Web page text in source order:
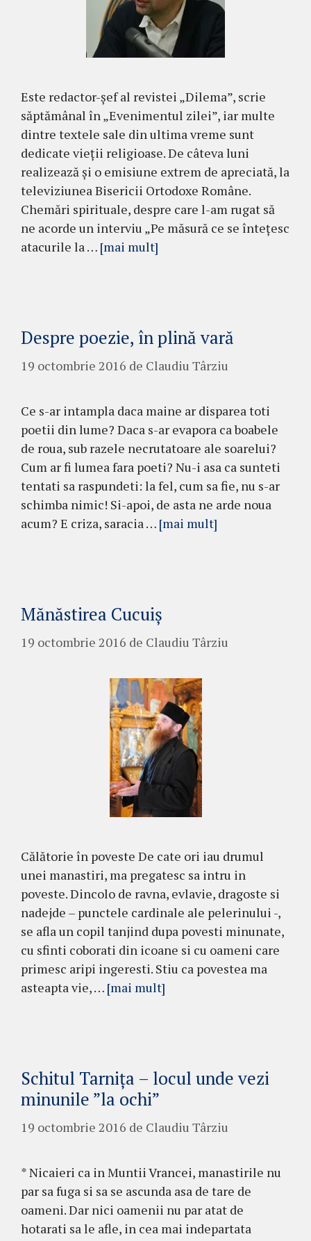
Este redactor-şef al revistei „Dilema”, scrie
săptămânal în „Evenimentul zilei”, iar multe
dintre textele sale din ultima vreme sunt
dedicate vieţii religioase. De câteva luni
realizează şi o emisiune extrem de apreciată, la
televiziunea Bisericii Ortodoxe Române.
Chemări spirituale, despre care l-am rugat să
ne acorde un interviu „Pe măsură ce se înteţesc
atacurile la … [mai mult]
Despre poezie, în plină vară
19 octombrie 2016 de Claudiu Târziu
Ce s-ar intampla daca maine ar disparea toti
poetii din lume? Daca s-ar evapora ca boabele
de roua, sub razele necrutatoare ale soarelui?
Cum ar fi lumea fara poeti? Nu-i asa ca sunteti
tentati sa raspundeti: la fel, cum sa fie, nu s-ar
schimba nimic! Si-apoi, de asta ne arde noua
acum? E criza, saracia … [mai mult]
Mănăstirea Cucuiș
19 octombrie 2016 de Claudiu Târziu
Călătorie în poveste De cate ori iau drumul
unei manastiri, ma pregatesc sa intru in
poveste. Dincolo de rav­na, evlavie, dragoste si
nadejde – punc­tele cardinale ale pelerinului -,
se afla un copil tanjind dupa povesti minunate,
cu sfinti coborati din icoane si cu oameni care
primesc aripi ingeresti. Stiu ca povestea ma
asteapta vie, … [mai mult]
Schitul Tarnița – locul unde vezi
minunile ”la ochi”
19 octombrie 2016 de Claudiu Târziu
* Nicaieri ca in Muntii Vrancei, manastirile nu
par sa fuga si sa se ascunda asa de tare de
oameni. Dar nici oamenii nu par atat de
hotarati sa le afle, in cea mai indepartata